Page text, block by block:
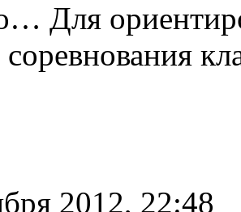
Для
2012, 22:48